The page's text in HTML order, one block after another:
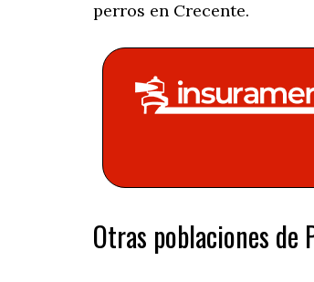
perros en Crecente.
Otras poblaciones de